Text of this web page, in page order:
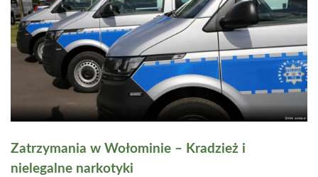
Zatrzymania w Wołominie – Kradzież i
nielegalne narkotyki